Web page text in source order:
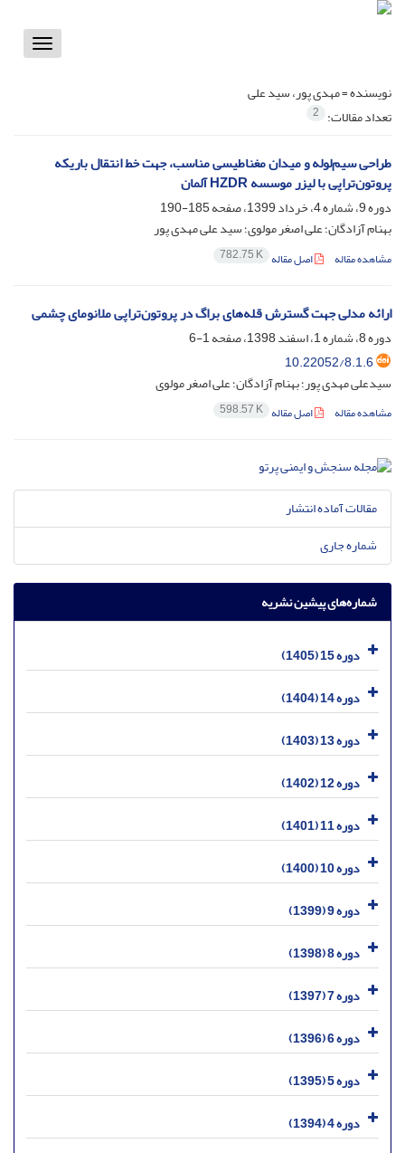
Toggle
نویسنده =مهدی پور، سید علی
تعداد مقالات: 2
طراحی سیم‌لوله و میدان مغناطیسی مناسب، جهت خط انتقال باریکه
پروتون‌تراپی با لیزر موسسه HZDR آلمان
دوره 9، شماره 4، خرداد 1399، صفحه
185-190
بهنام آزادگان؛ علی اصغر مولوی؛ سید علی مهدی پور
مشاهده مقاله اصل مقاله 782.75 K
ارائه مدلی جهت گسترش قله‌های براگ در پروتون‌تراپی ملانومای چشمی
دوره 8، شماره 1، اسفند 1398، صفحه
1-6
10.22052/8.1.6
سیدعلی مهدی پور؛ بهنام آزادگان؛ علی اصغر مولوی
مشاهده مقاله اصل مقاله 598.57 K
مقالات آماده انتشار
شماره جاری
شماره‌های پیشین نشریه
دوره 15 (1405)
دوره 14 (1404)
دوره 13 (1403)
دوره 12 (1402)
دوره 11 (1401)
دوره 10 (1400)
دوره 9 (1399)
دوره 8 (1398)
دوره 7 (1397)
دوره 6 (1396)
دوره 5 (1395)
دوره 4 (1394)